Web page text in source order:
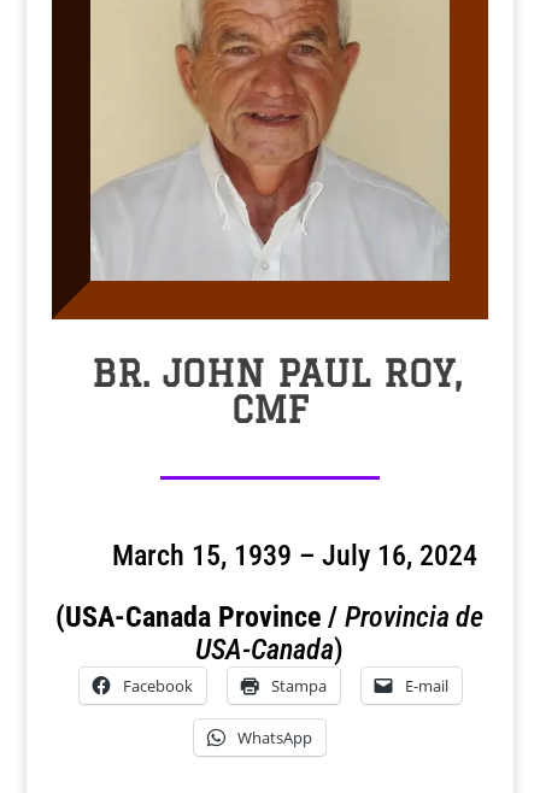
BR. JOHN PAUL ROY,
CMF
March 15, 1939 – July 16, 2024
(USA-Canada Province /Provincia de
USA-Canada)
Facebook Stampa E-mail
WhatsApp